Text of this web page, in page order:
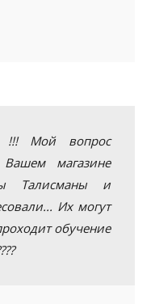
!!! Мой вопрос
магазине
Талисманы и
Их могут
обучение